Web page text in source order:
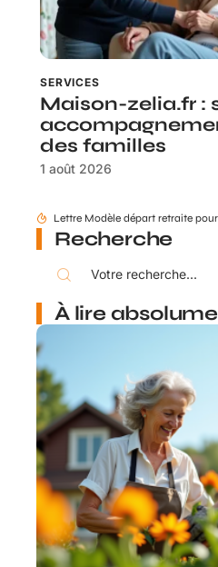
SERVICES
Maison-zelia.fr :
des familles
1 août 2026
Recherche
À lire